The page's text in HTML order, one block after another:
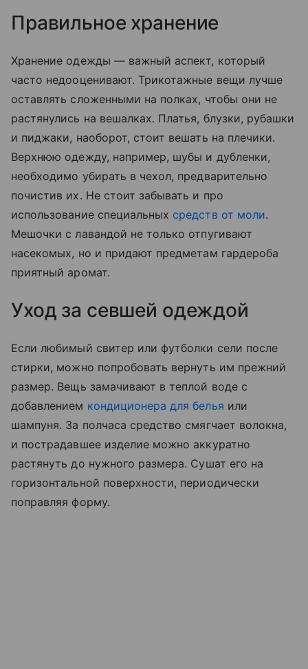
Правильное хранение
Хранение одежды — важный аспект, который
часто недооценивают. Трикотажные вещи лучше
оставлять сложенными на полках, чтобы они не
растянулись на вешалках. Платья, блузки, рубашки
и пиджаки, наоборот, стоит вешать на плечики.
Верхнюю одежду, например, шубы и дубленки,
необходимо убирать в чехол, предварительно
почистив их. Не стоит забывать и про
использование специальных средств от моли.
Мешочки с лавандой не только отпугивают
насекомых, но и придают предметам гардероба
приятный аромат.
Уход за севшей одеждой
Если любимый свитер или футболки сели после
стирки, можно попробовать вернуть им прежний
размер. Вещь замачивают в теплой воде с
добавлением кондиционера для белья или
шампуня. За полчаса средство смягчает волокна,
и пострадавшее изделие можно аккуратно
растянуть до нужного размера. Сушат его на
горизонтальной поверхности, периодически
поправляя форму.